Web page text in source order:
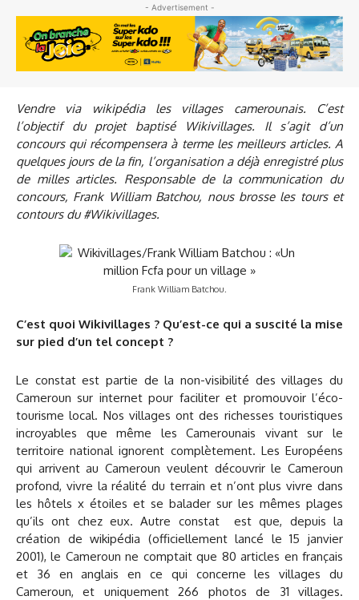
- Advertisement -
Vendre via wikipédia les villages camerounais. C’est
l’objectif du projet baptisé Wikivillages. Il s’agit d’un
concours qui récompensera à terme les meilleurs articles. A
quelques jours de la fin, l’organisation a déjà enregistré plus
de milles articles. Responsable de la communication du
concours, Frank William Batchou, nous brosse les tours et
contours du #Wikivillages.
Frank William Batchou.
C’est quoi Wikivillages ? Qu’est-ce qui a suscité la mise
sur pied d’un tel concept ?
Le constat est partie de la non-visibilité des villages du
Cameroun sur internet pour faciliter et promouvoir l’éco-
tourisme local. Nos villages ont des richesses touristiques
incroyables que même les Camerounais vivant sur le
territoire national ignorent complètement. Les Européens
qui arrivent au Cameroun veulent découvrir le Cameroun
profond, vivre la réalité du terrain et n’ont plus vivre dans
les hôtels x étoiles et se balader sur les mêmes plages
qu’ils ont chez eux. Autre constat est que, depuis la
création de wikipédia (officiellement lancé le 15 janvier
2001), le Cameroun ne comptait que 80 articles en français
et 36 en anglais en ce qui concerne les villages du
Cameroun, et uniquement 266 photos de 31 villages.